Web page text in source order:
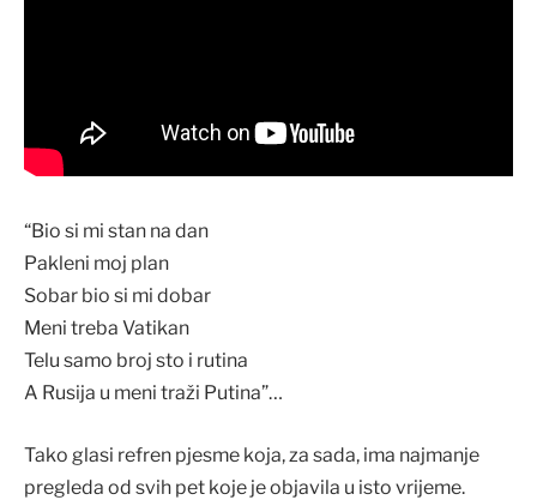
“Bio si mi stan na dan
Pakleni moj plan
Sobar bio si mi dobar
Meni treba Vatikan
Telu samo broj sto i rutina
A Rusija u meni traži Putina”…
Tako glasi refren pjesme koja, za sada, ima najmanje
pregleda od svih pet koje je objavila u isto vrijeme.